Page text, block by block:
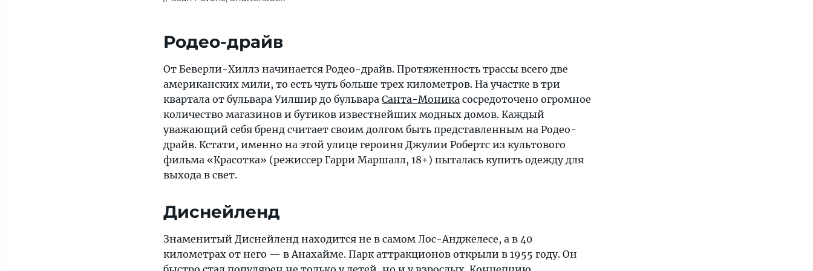
Родео-драйв
От Беверли-Хиллз начинается Родео-драйв. Протяженность трассы всего две
американских мили, то есть чуть больше трех километров. На участке в три
квартала от бульвара Уилшир до бульвара Санта-Моника сосредоточено огромное
количество магазинов и бутиков известнейших модных домов. Каждый
уважающий себя бренд считает своим долгом быть представленным на Родео-
драйв. Кстати, именно на этой улице героиня Джулии Робертс из культового
фильма «Красотка» (режиссер Гарри Маршалл, 18+) пыталась купить одежду для
выхода в свет.
Диснейленд
Знаменитый Диснейленд находится не в самом Лос-Анджелесе, а в 40
километрах от него — в Анахайме. Парк аттракционов открыли в 1955 году. Он